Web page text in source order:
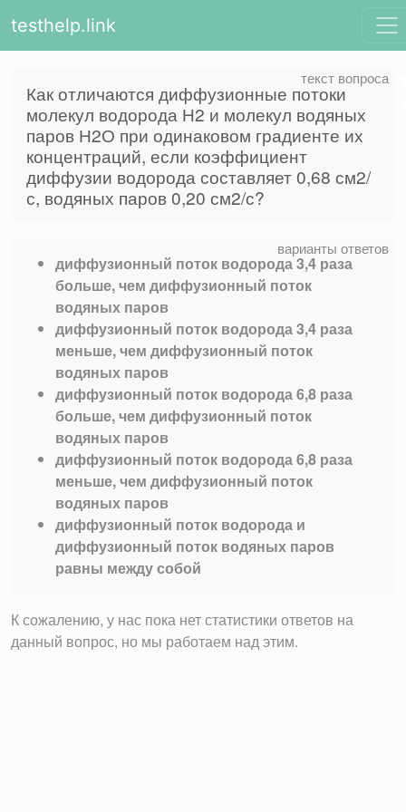
testhelp.link
Как отличаются диффузионные потоки
молекул водорода Н2 и молекул водяных
паров Н2О при одинаковом градиенте их
концентраций, если коэффициент
диффузии водорода составляет 0,68 см2/
с, водяных паров 0,20 см2/с?
диффузионный поток водорода 3,4 раза
больше, чем диффузионный поток
водяных паров
диффузионный поток водорода 3,4 раза
меньше, чем диффузионный поток
водяных паров
диффузионный поток водорода 6,8 раза
больше, чем диффузионный поток
водяных паров
диффузионный поток водорода 6,8 раза
меньше, чем диффузионный поток
водяных паров
диффузионный поток водорода и
диффузионный поток водяных паров
равны между собой
К сожалению, у нас пока нет статистики ответов на
данный вопрос, но мы работаем над этим.